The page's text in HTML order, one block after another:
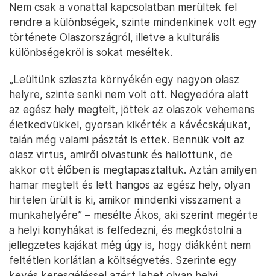
Nem csak a vonattal kapcsolatban merültek fel
rendre a különbségek, szinte mindenkinek volt egy
története Olaszországról, illetve a kulturális
különbségekről is sokat meséltek.
„Leültünk szieszta környékén egy nagyon olasz
helyre, szinte senki nem volt ott. Negyedóra alatt
az egész hely megtelt, jöttek az olaszok vehemens
életkedvükkel, gyorsan kikérték a kávécskájukat,
talán még valami pásztát is ettek. Bennük volt az
olasz virtus, amiről olvastunk és hallottunk, de
akkor ott élőben is megtapasztaltuk. Aztán amilyen
hamar megtelt és lett hangos az egész hely, olyan
hirtelen ürült is ki, amikor mindenki visszament a
munkahelyére” – mesélte Ákos, aki szerint megérte
a helyi konyhákat is felfedezni, és megkóstolni a
jellegzetes kajákat még úgy is, hogy diákként nem
feltétlen korlátlan a költségvetés. Szerinte egy